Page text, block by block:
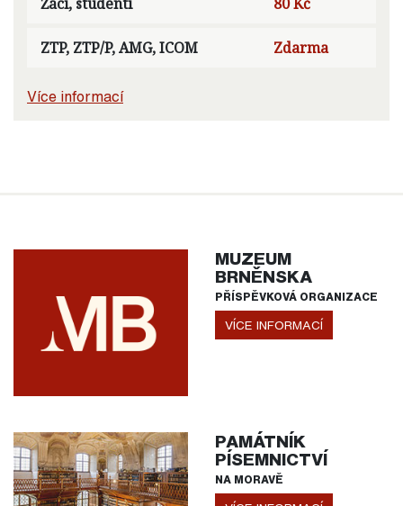
ZTP, ZTP/P, AMG, ICOM Zdarma
Více informací
MUZEUM
BRNĚNSKA
PŘÍSPĚVKOVÁ ORGANIZACE
VÍCE INFORMACÍ
PAMÁTNÍK
PÍSEMNICTVÍ
NA MORAVĚ